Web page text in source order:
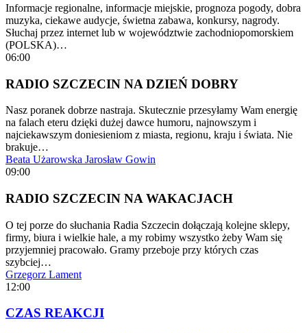
Informacje regionalne, informacje miejskie, prognoza pogody, dobra
muzyka, ciekawe audycje, świetna zabawa, konkursy, nagrody.
Słuchaj przez internet lub w województwie zachodniopomorskiem
(POLSKA)…
06:00
RADIO SZCZECIN NA DZIEŃ DOBRY
Nasz poranek dobrze nastraja. Skutecznie przesyłamy Wam energię
na falach eteru dzięki dużej dawce humoru, najnowszym i
najciekawszym doniesieniom z miasta, regionu, kraju i świata. Nie
brakuje…
Beata Użarowska Jarosław Gowin
09:00
RADIO SZCZECIN NA WAKACJACH
O tej porze do słuchania Radia Szczecin dołączają kolejne sklepy,
firmy, biura i wielkie hale, a my robimy wszystko żeby Wam się
przyjemniej pracowało. Gramy przeboje przy których czas
szybciej…
Grzegorz Lament
12:00
CZAS REAKCJI